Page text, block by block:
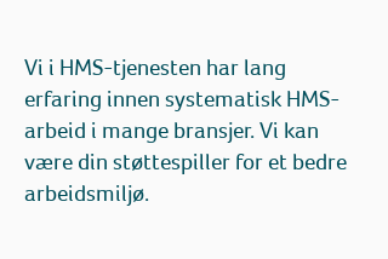
Vi i HMS-tjenesten har lang
erfaring innen systematisk HMS-
arbeid i mange bransjer. Vi kan
være din støttespiller for et bedre
arbeidsmiljø.